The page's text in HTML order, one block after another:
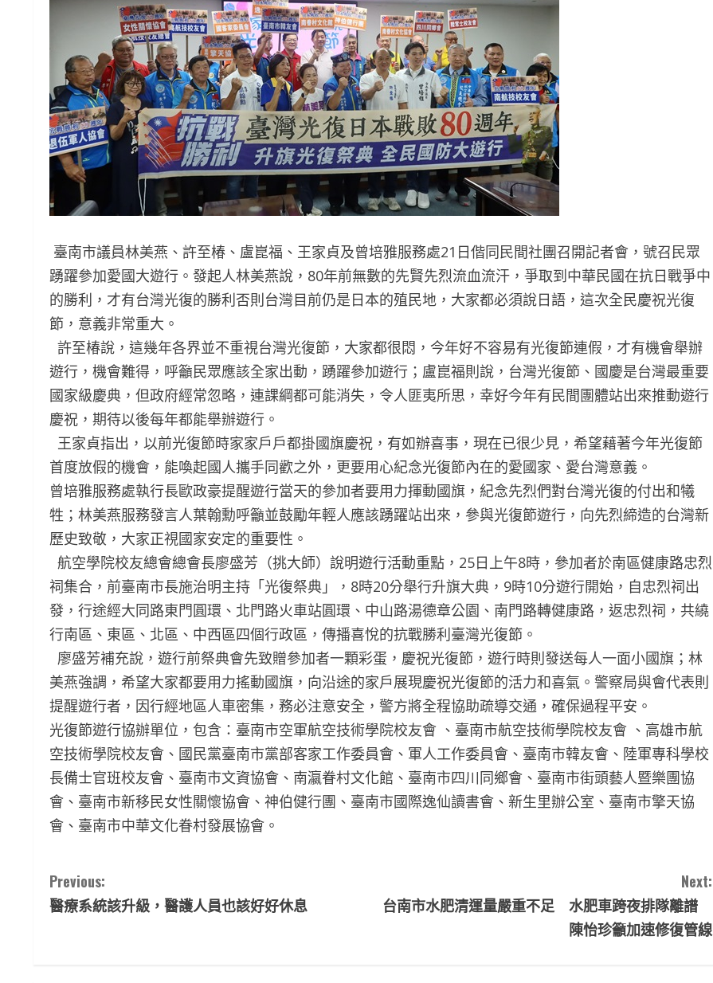
臺南市議員林美燕、許至椿、盧崑福、王家貞及曾培雅服務處21日偕同民間社團召開記者會，號召民眾
踴躍參加愛國大遊行。發起人林美燕說，80年前無數的先賢先烈流血流汗，爭取到中華民國在抗日戰爭中
的勝利，才有台灣光復的勝利否則台灣目前仍是日本的殖民地，大家都必須說日語，這次全民慶祝光復
節，意義非常重大。
許至椿說，這幾年各界並不重視台灣光復節，大家都很悶，今年好不容易有光復節連假，才有機會舉辦
遊行，機會難得，呼籲民眾應該全家出動，踴躍參加遊行；盧崑福則說，台灣光復節、國慶是台灣最重要
國家級慶典，但政府經常忽略，連課綱都可能消失，令人匪夷所思，幸好今年有民間團體站出來推動遊行
慶祝，期待以後每年都能舉辦遊行。
王家貞指出，以前光復節時家家戶戶都掛國旗慶祝，有如辦喜事，現在已很少見，希望藉著今年光復節
首度放假的機會，能喚起國人攜手同歡之外，更要用心紀念光復節內在的愛國家、愛台灣意義。
曾培雅服務處執行長歐政豪提醒遊行當天的參加者要用力揮動國旗，紀念先烈們對台灣光復的付出和犧
牲；林美燕服務發言人葉翰勳呼籲並鼓勵年輕人應該踴躍站出來，參與光復節遊行，向先烈締造的台灣新
歷史致敬，大家正視國家安定的重要性。
航空學院校友總會總會長廖盛芳（挑大師）說明遊行活動重點，25日上午8時，參加者於南區健康路忠烈
祠集合，前臺南市長施治明主持「光復祭典」，8時20分舉行升旗大典，9時10分遊行開始，自忠烈祠出
發，行途經大同路東門圓環、北門路火車站圓環、中山路湯德章公園、南門路轉健康路，返忠烈祠，共繞
行南區、東區、北區、中西區四個行政區，傳播喜悅的抗戰勝利臺灣光復節。
廖盛芳補充說，遊行前祭典會先致贈參加者一顆彩蛋，慶祝光復節，遊行時則發送每人一面小國旗；林
美燕強調，希望大家都要用力搖動國旗，向沿途的家戶展現慶祝光復節的活力和喜氣。警察局與會代表則
提醒遊行者，因行經地區人車密集，務必注意安全，警方將全程協助疏導交通，確保過程平安。
光復節遊行協辦單位，包含：臺南市空軍航空技術學院校友會 、臺南市航空技術學院校友會 、高雄市航
空技術學院校友會、國民黨臺南市黨部客家工作委員會、軍人工作委員會、臺南市韓友會、陸軍專科學校
長備士官班校友會、臺南市文資協會、南瀛眷村文化館、臺南市四川同鄉會、臺南市街頭藝人暨樂團協
會、臺南市新移民女性關懷協會、神伯健行團、臺南市國際逸仙讀書會、新生里辦公室、臺南市擎天協
會、臺南市中華文化眷村發展協會。
C
o
Previous:
醫療系統該升級，醫護人員也該好好休息
Next:
台南市水肥清運量嚴重不足 水肥車跨夜排隊離譜
陳怡珍籲加速修復管線